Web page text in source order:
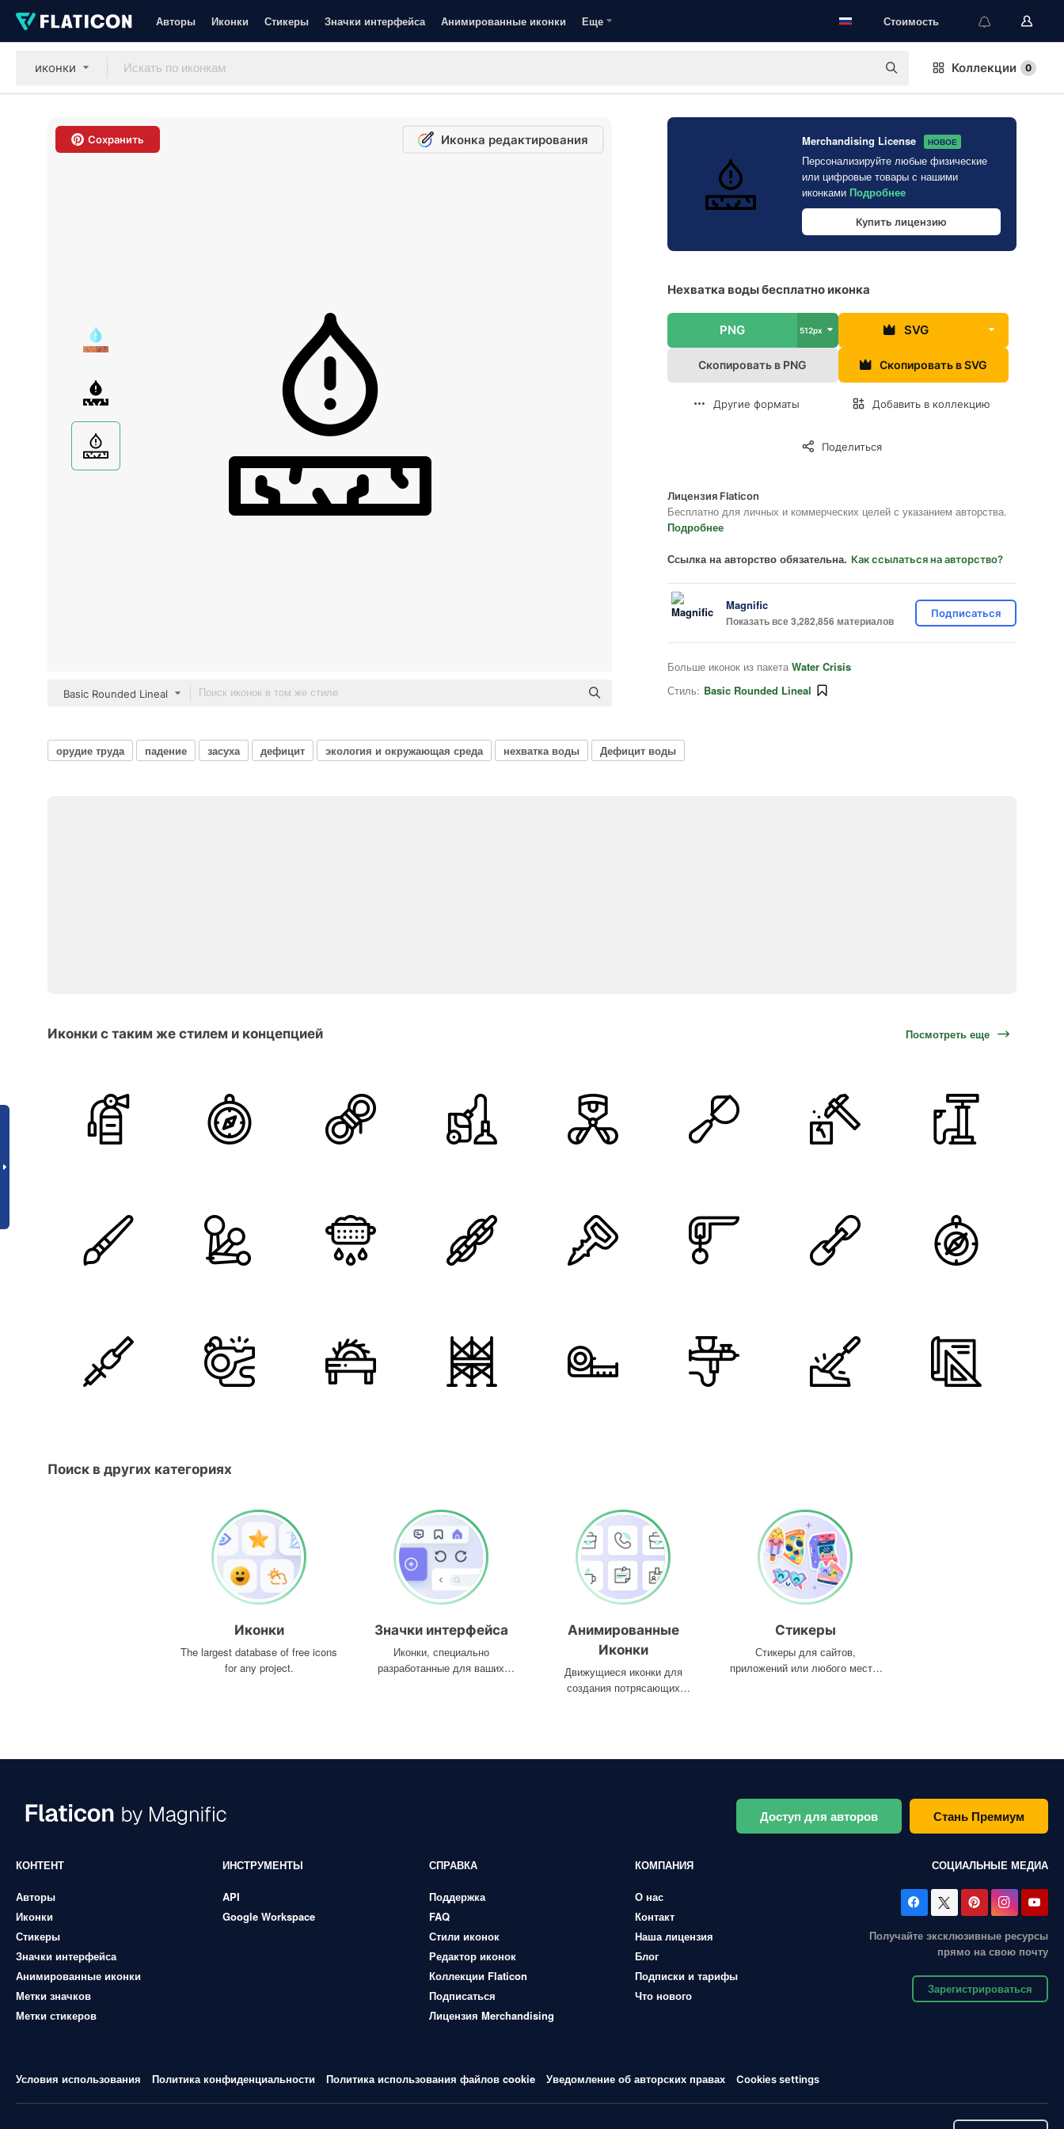
Авторы Иконки Стикеры Значки интерфейса Анимированные иконки Еще Стоимость
иконки Коллекции 0
Сохранить Иконка редактирования
Basic Rounded Lineal
Merchandising License НОВОЕ
Персонализируйте любые физические
или цифровые товары с нашими
иконками Подробнее
Купить лицензию
Нехватка воды бесплатно иконка
PNG 512px SVG
Скопировать в PNG Скопировать в SVG
Другие форматы Добавить в коллекцию
Поделиться
Лицензия Flaticon
Бесплатно для личных и коммерческих целей с указанием авторства.
Подробнее
Ссылка на авторство обязательна. Как ссылаться на авторство?
Magnific
Показать все 3,282,856 материалов
Подписаться
Больше иконок из пакета Water Crisis
Стиль: Basic Rounded Lineal
орудие труда падение засуха дефицит экология и окружающая среда нехватка воды Дефицит воды
Иконки с таким же стилем и концепцией Посмотреть еще
Поиск в других категориях
Иконки
The largest database of free icons
for any project.
Значки интерфейса
Иконки, специально
разработанные для ваших
Анимированные
Иконки
Движущиеся иконки для
создания потрясающих
Стикеры
Стикеры для сайтов,
приложений или любого места,
Доступ для авторов Стань Премиум
КОНТЕНТ
Авторы
Иконки
Стикеры
Значки интерфейса
Анимированные иконки
Метки значков
Метки стикеров
ИНСТРУМЕНТЫ
API
Google Workspace
СПРАВКА
Поддержка
FAQ
Стили иконок
Редактор иконок
Коллекции Flaticon
Подписаться
Лицензия Merchandising
КОМПАНИЯ
О нас
Контакт
Наша лицензия
Блог
Подписки и тарифы
Что нового
СОЦИАЛЬНЫЕ МЕДИА
Получайте эксклюзивные ресурсы
прямо на свою почту
Зарегистрироваться
Условия использования Политика конфиденциальности Политика использования файлов cookie Уведомление об авторских правах Cookies settings